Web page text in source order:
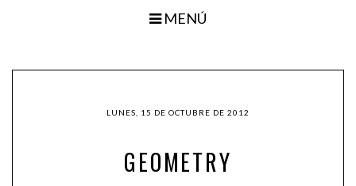
MENÚ
LUNES, 15 DE OCTUBRE DE 2012
GEOMETRY